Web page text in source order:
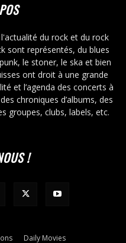
du rock et du rock
sont représentés, du blues
le stoner, le ska et bien
ont droit à une grande
et l’agenda des concerts à
chroniques d’albums, des
groupes, clubs, labels, etc.
!
Daily Movies